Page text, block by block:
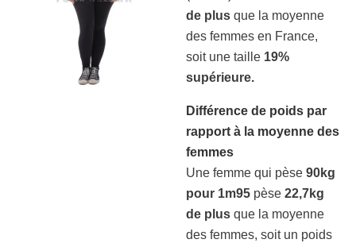
de plus que la moyenne
des femmes en France,
soit une taille 19%
supérieure.
Différence de poids par
rapport à la moyenne des
femmes
Une femme qui pèse 90kg
pour 1m95 pèse 22,7kg
de plus que la moyenne
des femmes, soit un poids